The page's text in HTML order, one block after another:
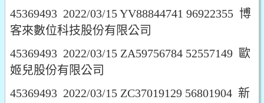
45369493 2022/03/15 YV88844741 96922355 博
客來數位科技股份有限公司
45369493 2022/03/15 ZA59756784 52557149 歐
姬兒股份有限公司
45369493 2022/03/15 ZC37019129 56801904 新